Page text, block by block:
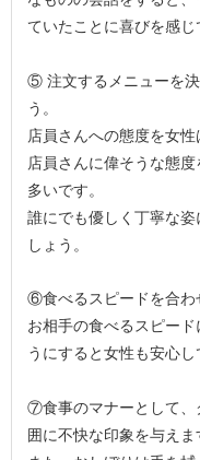
ていたことに喜びを感じ
⑤ 注文するメニューを
う。
店員さんへの態度を女性
店員さんに偉そうな態
多いです。
誰にでも優しく丁寧な
しょう。
⑥食べるスピードを合わ
お相手の食べるスピー
うにすると女性も安心し
⑦食事のマナーとして、
囲に不快な印象を与えま